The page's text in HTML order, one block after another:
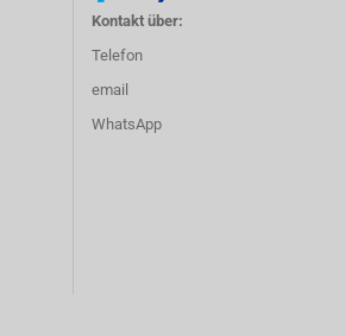
Kontakt über:
Telefon
email
WhatsApp